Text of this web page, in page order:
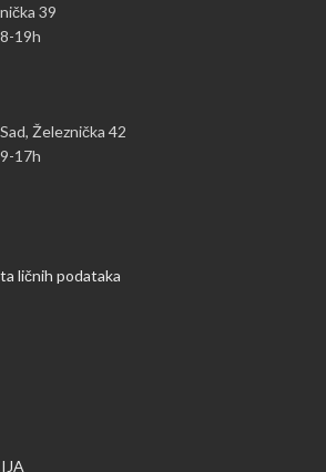
39
19h
Železnička 42
17h
ličnih podataka